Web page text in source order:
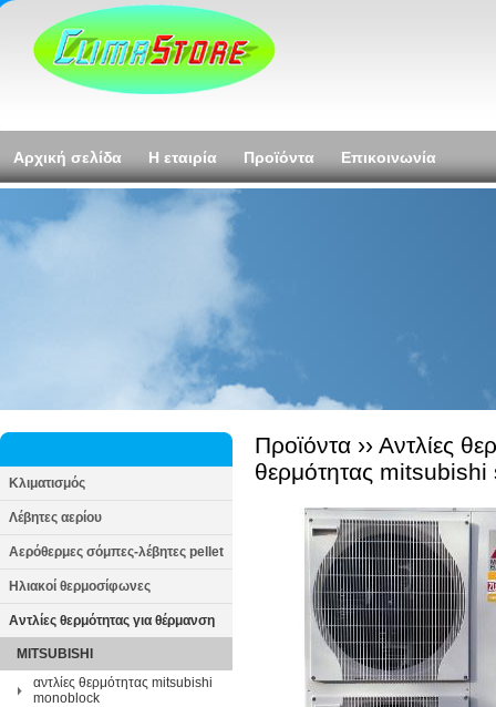
Αρχική σελίδα Η εταιρία Προϊόντα Επικοινωνία
Κλιματισμός
Λέβητες αερίου
Αερόθερμες σόμπες-λέβητες pellet
Ηλιακοί θερμοσίφωνες
Αντλίες θερμότητας για θέρμανση
MITSUBISHI
αντλίες θερμότητας mitsubishi
monoblock
Προϊόντα ›› Αντλίες
θερμότητας mitsubishi